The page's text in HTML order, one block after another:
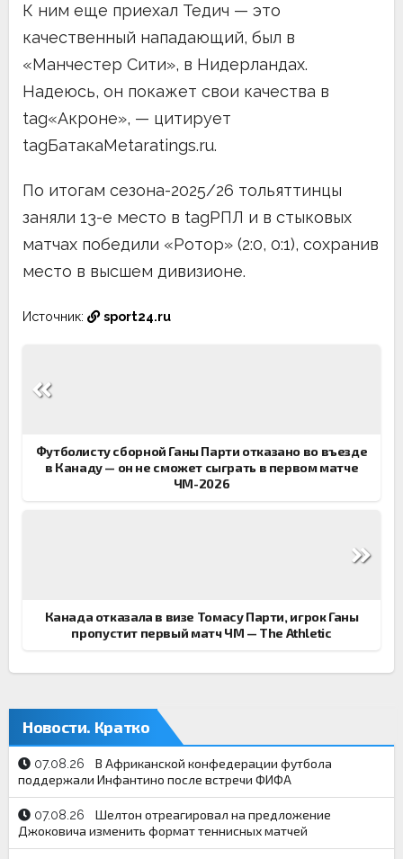
К ним еще приехал Тедич — это
качественный нападающий, был в
«Манчестер Сити», в Нидерландах.
Надеюсь, он покажет свои качества в
tag«Акроне», — цитирует
tagБатакаMetaratings.ru.
По итогам сезона-2025/26 тольяттинцы
заняли 13-е место в tagРПЛ и в стыковых
матчах победили «Ротор» (2:0, 0:1), сохранив
место в высшем дивизионе.
Источник: sport24.ru
по
Футболисту сборной Ганы Парти отказано во въезде
в Канаду — он не сможет сыграть в первом матче
ЧМ-2026
Канада отказала в визе Томасу Парти, игрок Ганы
пропустит первый матч ЧМ — The Athletic
Новости. Кратко
07.08.26
В Африканской конфедерации футбола
поддержали Инфантино после встречи ФИФА
07.08.26
Шелтон отреагировал на предложение
Джоковича изменить формат теннисных матчей